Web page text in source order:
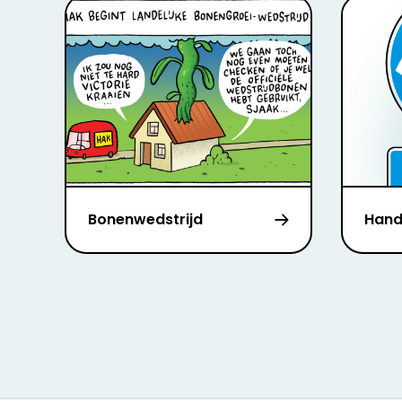
Bonenwedstrijd